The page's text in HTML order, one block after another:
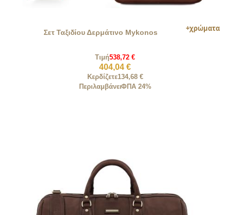
Σετ Ταξιδίου Δερμάτινο Mykonos
Τιμή538,72 €
404,04 €
Κερδίζετε134,68 €
ΠεριλαμβάνειΦΠΑ 24%